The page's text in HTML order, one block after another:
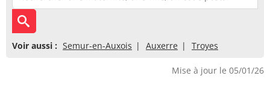
Voir aussi : Semur-en-Auxois Auxerre Troyes
Mise à jour le 05/01/26